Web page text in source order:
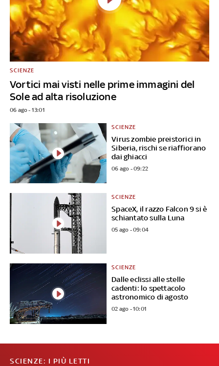
Vortici mai visti nelle prime immagini del
Sole ad alta risoluzione
SCIENZE
06 ago - 13:01
Virus zombie preistorici in
Siberia, rischi se riaffiorano
dai ghiacci
SCIENZE
06 ago - 09:22
SpaceX, il razzo Falcon 9 si è
schiantato sulla Luna
SCIENZE
05 ago - 09:04
Dalle eclissi alle stelle
cadenti: lo spettacolo
astronomico di agosto
SCIENZE
02 ago - 10:01
SCIENZE: I PIÙ LETTI